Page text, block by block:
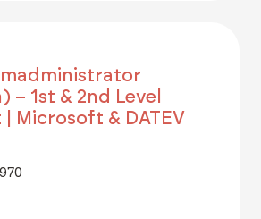
– 1st & 2nd Level
Microsoft & DATEV